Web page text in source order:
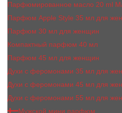
Парфюмированное масло 20 ml
Парфюм Apple Style 35 мл для
Парфюм 30 мл для женщин
Компактный парфюм 40 мл
Парфюм 45 мл для женщин
Духи с феромонами 35 мл для
Духи с феромонами 45 мл для
Духи с феромонами 55 мл для
Мужской мини парфюм